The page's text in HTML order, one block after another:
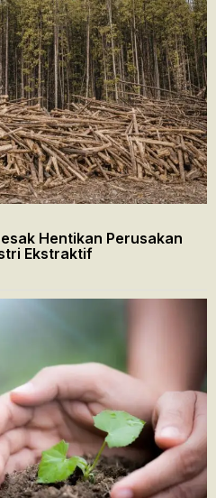
Hentikan Perusakan
Ekstraktif